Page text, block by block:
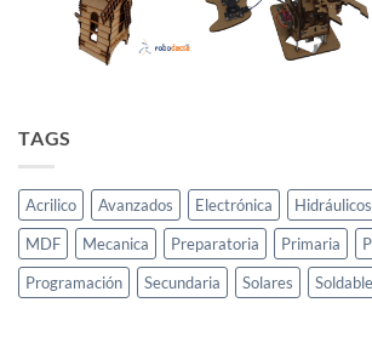
TAGS
Acrilico Avanzados Electrónica Hidráulicos
MDF
Mecanica Preparatoria Primaria
Programación
Secundaria Solares Soldable